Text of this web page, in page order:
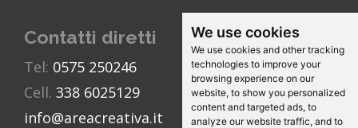
We use cookies
We use cookies and other tracking
technologies to improve your
browsing experience on our
website, to show you personalized
content and targeted ads, to
analyze our website traffic, and to
Contatti diretti
Tel: 0575 250246
Cell. 338 6025129
info@areacreativa.it